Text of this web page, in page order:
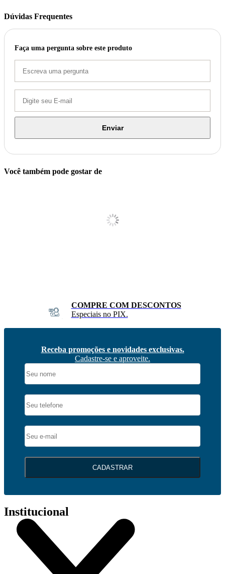
Dúvidas Frequentes
Faça uma pergunta sobre este produto
Enviar
Você também pode gostar de
FRETE RÁPIDO
Sul e Sudeste
Receba promoções e novidades exclusivas.
Cadastre-se e aproveite.
CADASTRAR
Institucional